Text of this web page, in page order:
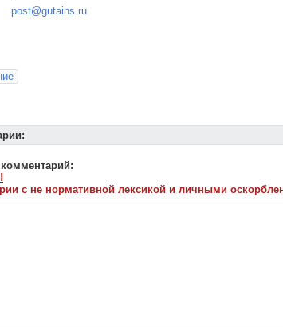
post@gutains.ru
с не нормативной лексикой и личными